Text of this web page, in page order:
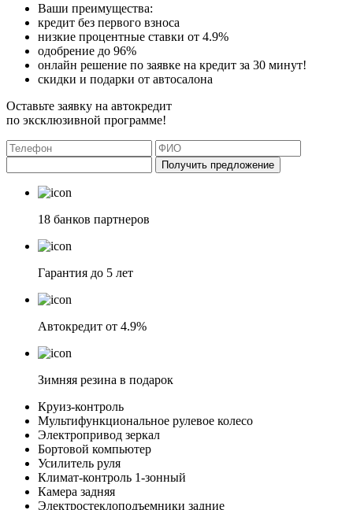
Ваши преимущества:
кредит без первого взноса
низкие процентные ставки от 4.9%
одобрение до 96%
онлайн решение по заявке на кредит за 30 минут!
скидки и подарки от автосалона
Оставьте заявку на автокредит
по эксклюзивной программе!
Получить предложение
18 банков партнеров
Гарантия до 5 лет
Автокредит от 4.9%
Зимняя резина в подарок
Круиз-контроль
Мультифункциональное рулевое колесо
Электропривод зеркал
Бортовой компьютер
Усилитель руля
Климат-контроль 1-зонный
Камера задняя
Электростеклоподъемники задние